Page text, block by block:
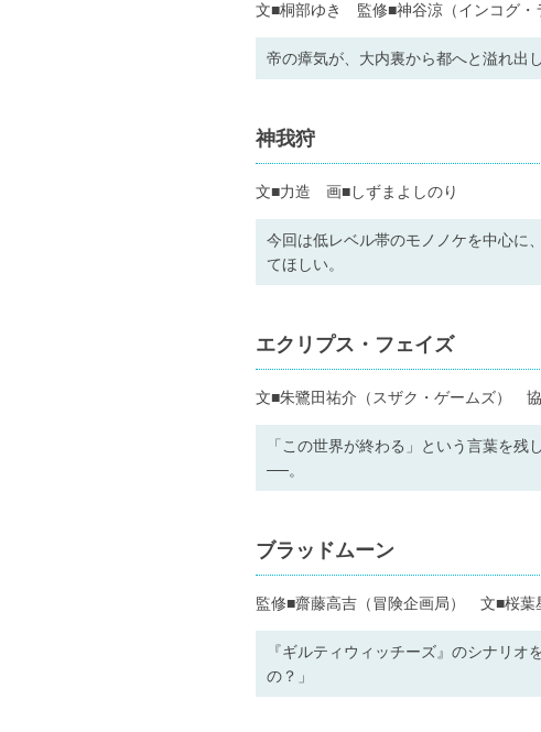
文■桐部ゆき 監修■神谷涼（インコグ
帝の瘴気が、大内裏から都へと溢れ出
神我狩
文■力造 画■しずまよしのり
今回は低レベル帯のモノノケを中心に
てほしい。
エクリプス・フェイズ
文■朱鷺田祐介（スザク・ゲームズ）
「この世界が終わる」という言葉を
──。
ブラッドムーン
監修■齋藤高吉（冒険企画局） 文■桜
『ギルティウィッチーズ』のシナリ
の？」